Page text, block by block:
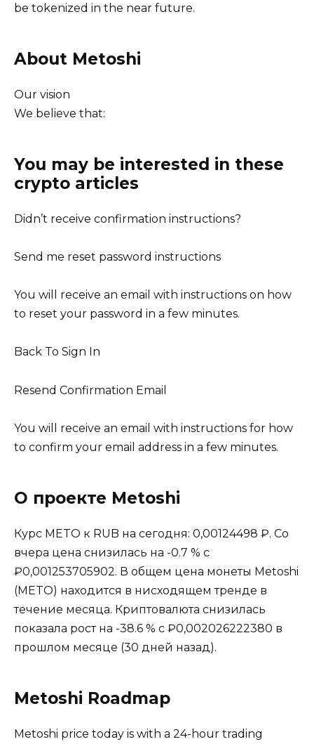
be tokenized in the near future.
About Metoshi
Our vision
We believe that:
You may be interested in these
crypto articles
Didn’t receive confirmation instructions?
Send me reset password instructions
You will receive an email with instructions on how
to reset your password in a few minutes.
Back To Sign In
Resend Confirmation Email
You will receive an email with instructions for how
to confirm your email address in a few minutes.
О проекте Metoshi
Курс METO к RUB на сегодня: 0,00124498 ₽. Со
вчера цена снизилась на -0.7 % с
₽0,001253705902. В общем цена монеты Metoshi
(METO) находится в нисходящем тренде в
течение месяца. Криптовалюта снизилась
показала рост на -38.6 % с ₽0,002026222380 в
прошлом месяце (30 дней назад).
Metoshi Roadmap
Metoshi price today is with a 24-hour trading